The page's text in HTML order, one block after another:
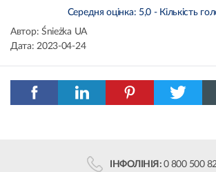
Середня оцінка: 5,0 - Кількість
Автор: Śnieżka UA
Дата:2023-04-24
ІНФОЛІНІЯ: 0 800 500